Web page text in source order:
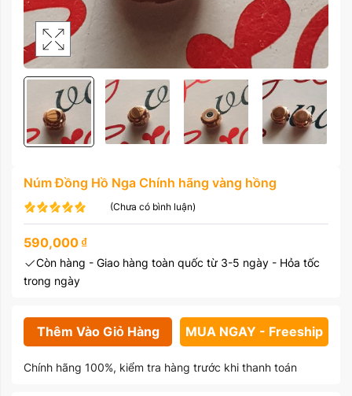
Núm Đồng Hồ Nga Chính hãng vàng hồng
(Chưa có bình luận)
590,000 ₫
Còn hàng - Giao hàng toàn quốc từ 3-5 ngày - Hỏa tốc
trong ngày
Thêm Vào Giỏ Hàng MUA NGAY - Freeship
Chính hãng 100%, kiểm tra hàng trước khi thanh toán